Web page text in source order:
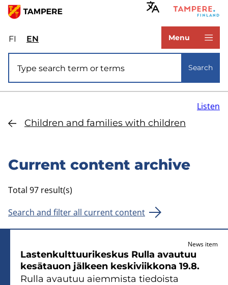
Skip
main
content
FIValitse
sivuston
kieli:
suomi
ENSelect
site
language:
Menu
Search
Children and families with children
Listen
Current content archive
Total 97 result(s)
Search and filter all current content
News item
Lastenkulttuurikeskus Rulla avautuu
kesätauon jälkeen keskiviikkona 19.8.
Rulla avautuu aiemmista tiedoista